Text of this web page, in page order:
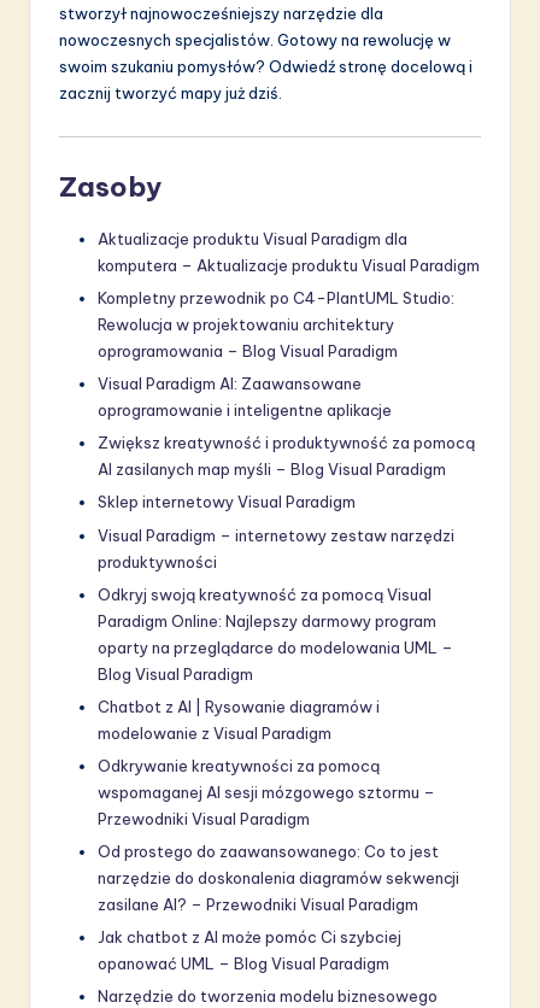
stworzył najnowocześniejszy narzędzie dla
nowoczesnych specjalistów. Gotowy na rewolucję w
swoim szukaniu pomysłów? Odwiedź stronę docelową i
zacznij tworzyć mapy już dziś.
Zasoby
Aktualizacje produktu Visual Paradigm dla
komputera – Aktualizacje produktu Visual Paradigm
Kompletny przewodnik po C4-PlantUML Studio:
Rewolucja w projektowaniu architektury
oprogramowania – Blog Visual Paradigm
Visual Paradigm AI: Zaawansowane
oprogramowanie i inteligentne aplikacje
Zwiększ kreatywność i produktywność za pomocą
AI zasilanych map myśli – Blog Visual Paradigm
Sklep internetowy Visual Paradigm
Visual Paradigm – internetowy zestaw narzędzi
produktywności
Odkryj swoją kreatywność za pomocą Visual
Paradigm Online: Najlepszy darmowy program
oparty na przeglądarce do modelowania UML –
Blog Visual Paradigm
Chatbot z AI | Rysowanie diagramów i
modelowanie z Visual Paradigm
Odkrywanie kreatywności za pomocą
wspomaganej AI sesji mózgowego sztormu –
Przewodniki Visual Paradigm
Od prostego do zaawansowanego: Co to jest
narzędzie do doskonalenia diagramów sekwencji
zasilane AI? – Przewodniki Visual Paradigm
Jak chatbot z AI może pomóc Ci szybciej
opanować UML – Blog Visual Paradigm
Narzędzie do tworzenia modelu biznesowego